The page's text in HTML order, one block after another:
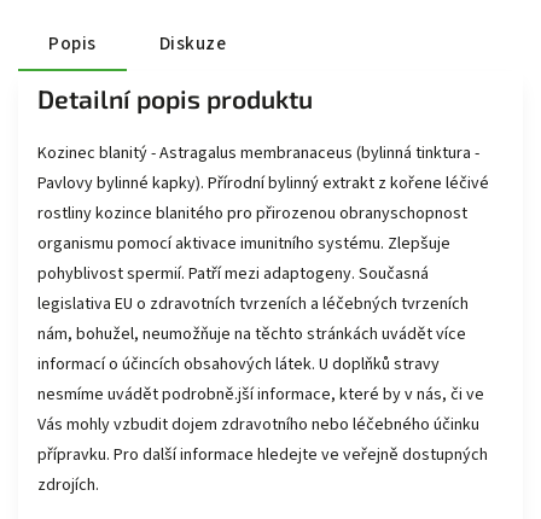
Popis Diskuze
Detailní popis produktu
Kozinec blanitý - Astragalus membranaceus (bylinná tinktura -
Pavlovy bylinné kapky). Přírodní bylinný extrakt z kořene léčivé
rostliny kozince blanitého pro přirozenou obranyschopnost
organismu pomocí aktivace imunitního systému. Zlepšuje
pohyblivost spermií. Patří mezi adaptogeny. Současná
legislativa EU o zdravotních tvrzeních a léčebných tvrzeních
nám, bohužel, neumožňuje na těchto stránkách uvádět více
informací o účincích obsahových látek. U doplňků stravy
nesmíme uvádět podrobně.jší informace, které by v nás, či ve
Vás mohly vzbudit dojem zdravotního nebo léčebného účinku
přípravku. Pro další informace hledejte ve veřejně dostupných
zdrojích.